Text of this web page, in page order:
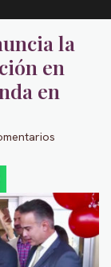
la
en
en